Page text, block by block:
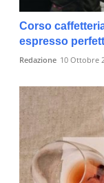
Corso
espresso
Redazione 10 Ottobre